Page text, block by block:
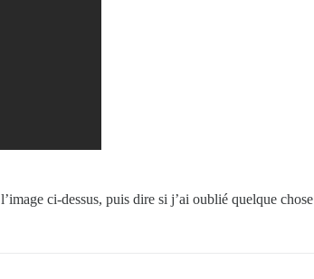
ci-dessus, puis dire si j’ai oublié quelque chose